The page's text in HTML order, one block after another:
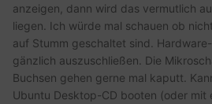
anzeigen, dann wird das vermutlich
liegen. Ich würde mal schauen ob
auf Stumm geschaltet sind.
gänzlich auszuschließen. Die
Buchsen gehen gerne mal kaputt.
Ubuntu Desktop-CD booten (oder mit